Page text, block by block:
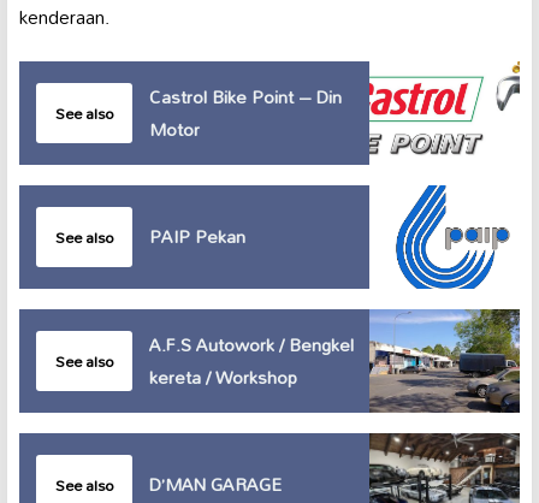
kenderaan.
See also
Castrol Bike Point – Din
Motor
See also PAIP Pekan
See also
A.F.S Autowork / Bengkel
kereta / Workshop
See also D’MAN GARAGE